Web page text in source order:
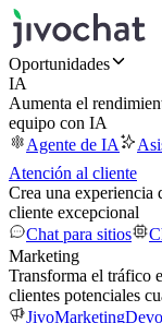
Oportunidades
IA
Aumenta el
equipo con IA
Agente de IA
Atención al cliente
Crea una experiencia
cliente excepcional
Chat para sitios
Marketing
Transforma el tráfico
clientes potenciales
JivoMarketing